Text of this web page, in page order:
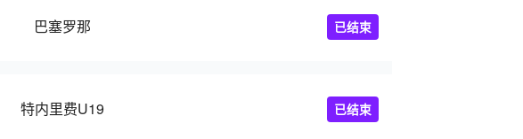
巴塞罗那 已结束
特内里费U19 已结束